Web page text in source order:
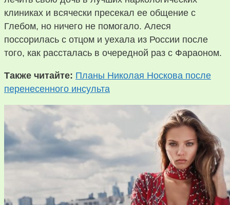
клиниках и всячески пресекал ее общение с
Глебом, но ничего не помогало. Алеся
поссорилась с отцом и уехала из России после
того, как рассталась в очередной раз с Фараоном.
Также читайте: Планы Николая Носкова после
перенесенного инсульта